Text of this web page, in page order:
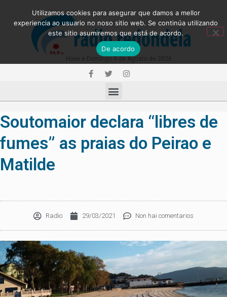
Soutomaior declara “libres de
fumes” as praias do Peirao e
Matilde
Radio 29/03/2021 Non hai comentarios
Utilizamos cookies para asegurar que damos a mellor
experiencia ao usuario no noso sitio web. Se continúa utilizando
este sitio asumiremos que está de acordo.
De acordo